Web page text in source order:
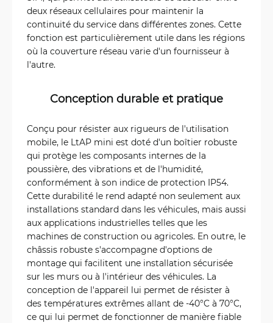
deux réseaux cellulaires pour maintenir la
continuité du service dans différentes zones. Cette
fonction est particulièrement utile dans les régions
où la couverture réseau varie d'un fournisseur à
l'autre.
Conception durable et pratique
Conçu pour résister aux rigueurs de l'utilisation
mobile, le LtAP mini est doté d'un boîtier robuste
qui protège les composants internes de la
poussière, des vibrations et de l'humidité,
conformément à son indice de protection IP54.
Cette durabilité le rend adapté non seulement aux
installations standard dans les véhicules, mais aussi
aux applications industrielles telles que les
machines de construction ou agricoles. En outre, le
châssis robuste s'accompagne d'options de
montage qui facilitent une installation sécurisée
sur les murs ou à l'intérieur des véhicules. La
conception de l'appareil lui permet de résister à
des températures extrêmes allant de -40°C à 70°C,
ce qui lui permet de fonctionner de manière fiable